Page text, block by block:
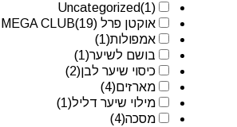
Uncategorized(1)
אוקטן פרל MEGA CLUB(19)
אמפולות(1)
בושם לשיער(1)
כיסוי שיער לבן(2)
מארזים(4)
מילוי שיער דליל(1)
מסכה(4)